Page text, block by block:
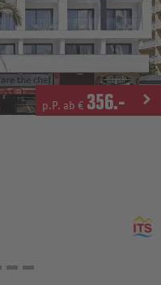
p.P. ab € 356.-